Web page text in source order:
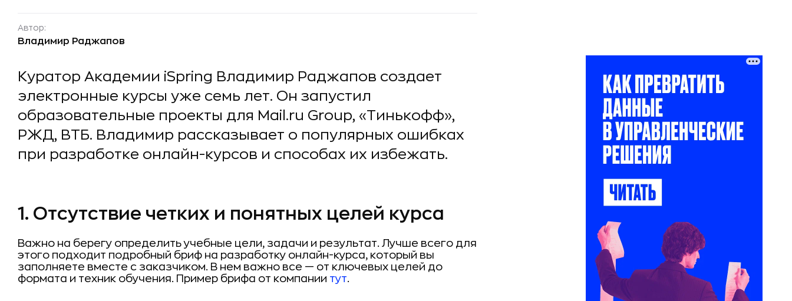
Автор:
Владимир Раджапов
Куратор Академии iSpring Владимир Раджапов создает
электронные курсы уже семь лет. Он запустил
образовательные проекты для Mail.ru Group, «Тинькофф»,
РЖД, ВТБ. Владимир рассказывает о популярных ошибках
при разработке онлайн-курсов и способах их избежать.
1. Отсутствие четких и понятных целей курса
Важно на берегу определить учебные цели, задачи и результат. Лучше всего для
этого подходит подробный бриф на разработку онлайн-курса, который вы
заполняете вместе с заказчиком. В нем важно все — от ключевых целей до
формата и техник обучения. Пример брифа от компании тут.